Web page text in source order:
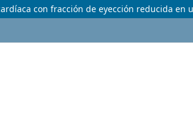
con fracción de eyección reducida en